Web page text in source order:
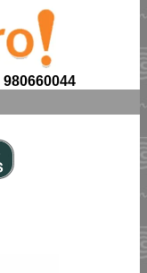
980660044